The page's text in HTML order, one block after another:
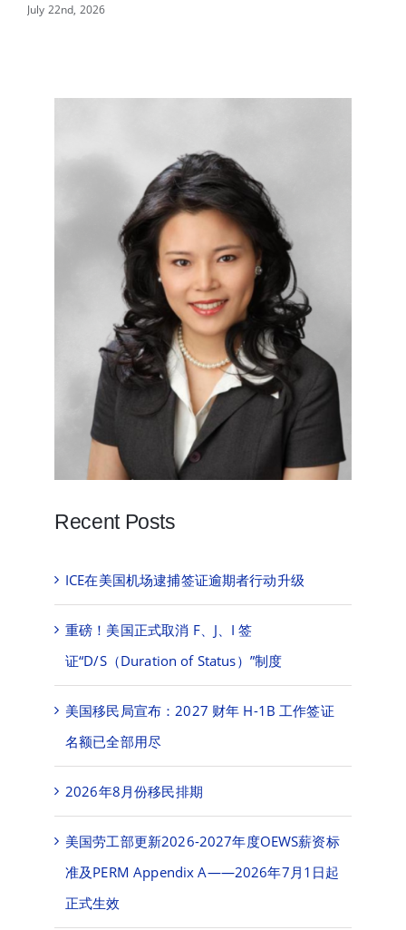
July 22nd, 2026
Recent Posts
ICE在美国机场逮捕签证逾期者行动升级
重磅！美国正式取消 F、J、I 签
证“D/S（Duration of Status）”制度
美国移民局宣布：2027 财年 H-1B 工作签证
名额已全部用尽
2026年8月份移民排期
美国劳工部更新2026-2027年度OEWS薪资标
准及PERM Appendix A——2026年7月1日起
正式生效